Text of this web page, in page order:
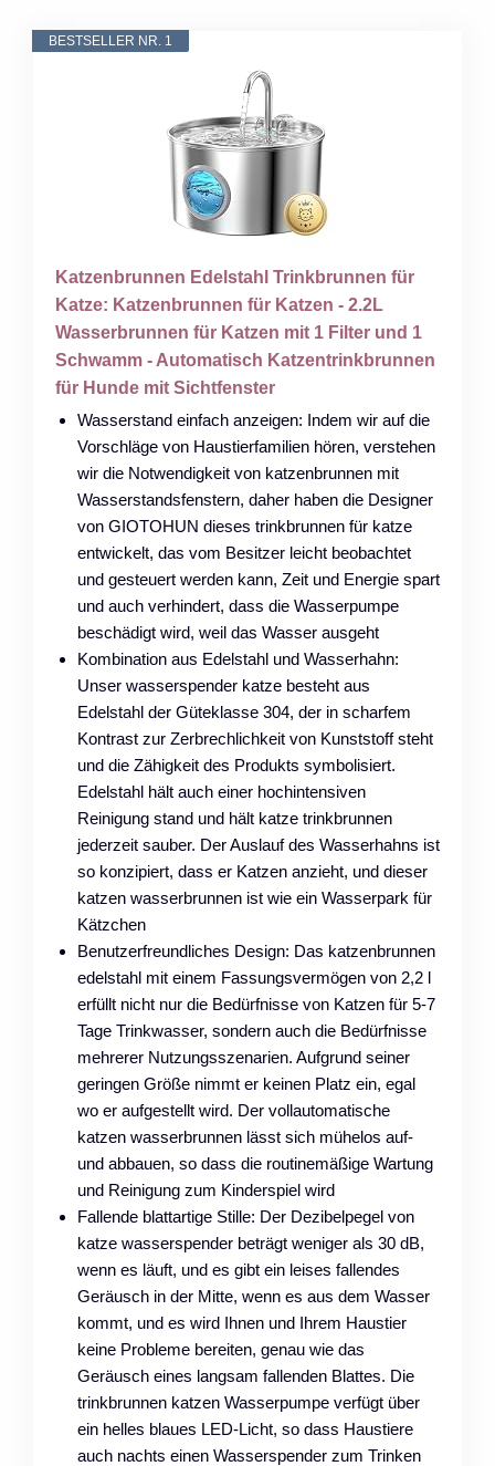
BESTSELLER NR. 1
Katzenbrunnen Edelstahl Trinkbrunnen für
Katze: Katzenbrunnen für Katzen - 2.2L
Wasserbrunnen für Katzen mit 1 Filter und 1
Schwamm - Automatisch Katzentrinkbrunnen
für Hunde mit Sichtfenster
Wasserstand einfach anzeigen: Indem wir auf die
Vorschläge von Haustierfamilien hören, verstehen
wir die Notwendigkeit von katzenbrunnen mit
Wasserstandsfenstern, daher haben die Designer
von GIOTOHUN dieses trinkbrunnen für katze
entwickelt, das vom Besitzer leicht beobachtet
und gesteuert werden kann, Zeit und Energie spart
und auch verhindert, dass die Wasserpumpe
beschädigt wird, weil das Wasser ausgeht
Kombination aus Edelstahl und Wasserhahn:
Unser wasserspender katze besteht aus
Edelstahl der Güteklasse 304, der in scharfem
Kontrast zur Zerbrechlichkeit von Kunststoff steht
und die Zähigkeit des Produkts symbolisiert.
Edelstahl hält auch einer hochintensiven
Reinigung stand und hält katze trinkbrunnen
jederzeit sauber. Der Auslauf des Wasserhahns ist
so konzipiert, dass er Katzen anzieht, und dieser
katzen wasserbrunnen ist wie ein Wasserpark für
Kätzchen
Benutzerfreundliches Design: Das katzenbrunnen
edelstahl mit einem Fassungsvermögen von 2,2 l
erfüllt nicht nur die Bedürfnisse von Katzen für 5-7
Tage Trinkwasser, sondern auch die Bedürfnisse
mehrerer Nutzungsszenarien. Aufgrund seiner
geringen Größe nimmt er keinen Platz ein, egal
wo er aufgestellt wird. Der vollautomatische
katzen wasserbrunnen lässt sich mühelos auf-
und abbauen, so dass die routinemäßige Wartung
und Reinigung zum Kinderspiel wird
Fallende blattartige Stille: Der Dezibelpegel von
katze wasserspender beträgt weniger als 30 dB,
wenn es läuft, und es gibt ein leises fallendes
Geräusch in der Mitte, wenn es aus dem Wasser
kommt, und es wird Ihnen und Ihrem Haustier
keine Probleme bereiten, genau wie das
Geräusch eines langsam fallenden Blattes. Die
trinkbrunnen katzen Wasserpumpe verfügt über
ein helles blaues LED-Licht, so dass Haustiere
auch nachts einen Wasserspender zum Trinken